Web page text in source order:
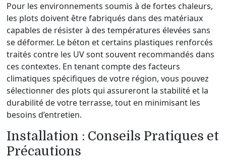
Pour les environnements soumis à de fortes chaleurs,
les plots doivent être fabriqués dans des matériaux
capables de résister à des températures élevées sans
se déformer. Le béton et certains plastiques renforcés
traités contre les UV sont souvent recommandés dans
ces contextes. En tenant compte des facteurs
climatiques spécifiques de votre région, vous pouvez
sélectionner des plots qui assureront la stabilité et la
durabilité de votre terrasse, tout en minimisant les
besoins d’entretien.
Installation : Conseils Pratiques et
Précautions